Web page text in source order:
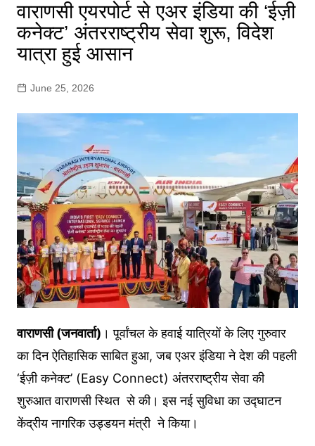
वाराणसी एयरपोर्ट से एअर इंडिया की ‘ईज़ी
कनेक्ट’ अंतरराष्ट्रीय सेवा शुरू, विदेश
यात्रा हुई आसान
June 25, 2026
वाराणसी (जनवार्ता) । पूर्वांचल के हवाई यात्रियों के लिए गुरुवार
का दिन ऐतिहासिक साबित हुआ, जब एअर इंडिया ने देश की पहली
‘ईज़ी कनेक्ट’ (Easy Connect) अंतरराष्ट्रीय सेवा की
शुरुआत वाराणसी स्थित से की। इस नई सुविधा का उद्घाटन
केंद्रीय नागरिक उड्डयन मंत्री ने किया।